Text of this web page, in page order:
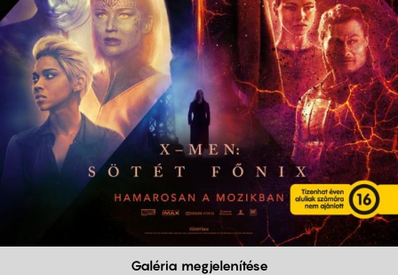
Galéria megjelenítése